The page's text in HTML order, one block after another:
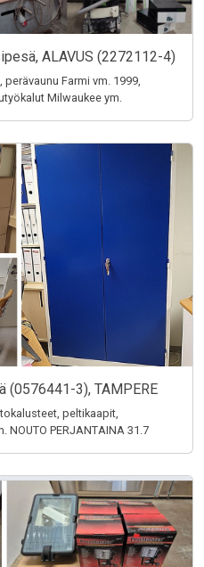
ALAVUS (2272112-4)
Farmi vm. 1999,
Milwaukee ym.
(0576441-3), TAMPERE
peltikaapit,
PERJANTAINA 31.7